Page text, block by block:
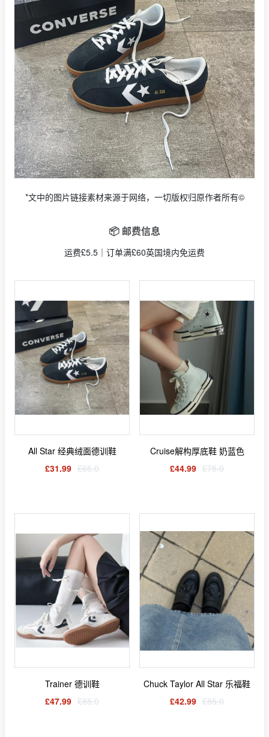
*文中的图片链接素材来源于网络，一切版权归原作者所有©
📦 邮费信息
运费£5.5｜订单满£60英国境内免运费
All Star 经典绒面德训鞋
£31.99 £65.0
Cruise解构厚底鞋 奶蓝色
£44.99 £75.0
Trainer 德训鞋
£47.99 £85.0
Chuck Taylor All Star 乐福鞋
£42.99 £85.0